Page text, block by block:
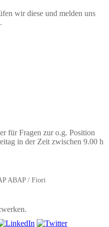
wir diese und melden uns
für Fragen zur o.g. Position
in der Zeit zwischen 9.00 h
ABAP / Fiori